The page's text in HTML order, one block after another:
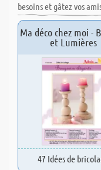
besoins et gâtez vos
Ma déco chez moi -
et Lumières
47 Idées de